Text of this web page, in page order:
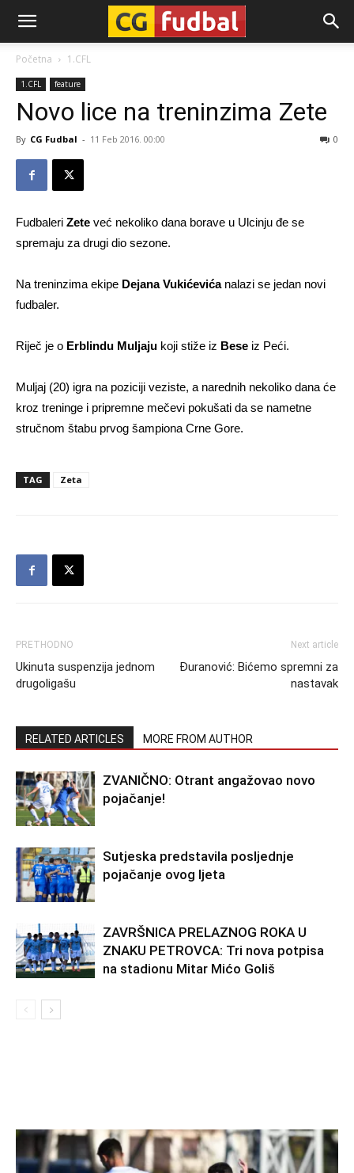
CG-
Fudbal
Početna 1.CFL
1.CFL feature
Novo lice na treninzima Zete
By CG Fudbal - 11 Feb 2016. 00:00 0
Fudbaleri Zete već nekoliko dana borave u Ulcinju đe se
spremaju za drugi dio sezone.
Na treninzima ekipe Dejana Vukićevićanalazi se jedan novi
fudbaler.
Riječ je o Erblindu Muljaju koji stiže iz Bese iz Peći.
Muljaj (20) igra na poziciji veziste, a narednih nekoliko dana će
kroz treninge i pripremne mečevi pokušati da se nametne
stručnom štabu prvog šampiona Crne Gore.
TAG Zeta
PRETHODNO
Ukinuta suspenzija jednom
drugoligašu
Next article
Đuranović: Bićemo spremni za
nastavak
RELATED ARTICLES MORE FROM AUTHOR
ZVANIČNO: Otrant angažovao novo
pojačanje!
Sutjeska predstavila posljednje
pojačanje ovog ljeta
ZAVRŠNICA PRELAZNOG ROKA U
ZNAKU PETROVCA: Tri nova potpisa
na stadionu Mitar Mićo Goliš